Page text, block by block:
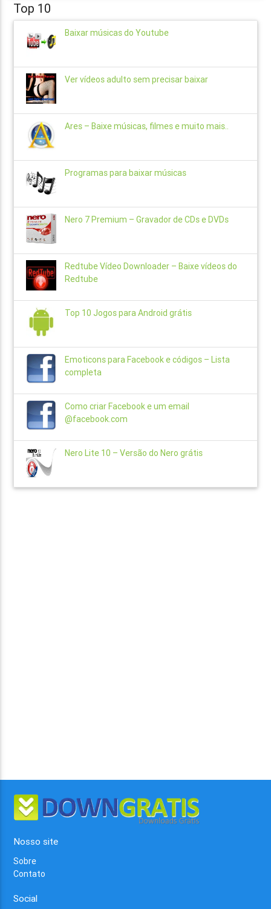
Top 10
Baixar músicas do Youtube
Ver vídeos adulto sem precisar baixar
Ares – Baixe músicas, filmes e muito mais..
Programas para baixar músicas
Nero 7 Premium – Gravador de CDs e DVDs
Redtube Vídeo Downloader – Baixe vídeos do
Redtube
Top 10 Jogos para Android grátis
Emoticons para Facebook e códigos – Lista
completa
Como criar Facebook e um email
@facebook.com
Nero Lite 10 – Versão do Nero grátis
Nosso site
Sobre
Contato
Social